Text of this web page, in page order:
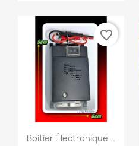
Aperçu rapide
Boitier Électronique...
favorite_border